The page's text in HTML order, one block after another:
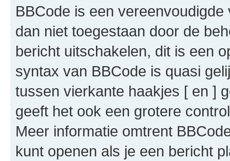
BBCode is een
dan niet toegestaan door de
bericht uitschakelen, dit is een
syntax van BBCode is quasi
tussen vierkante haakjes [ en ]
geeft het ook een grotere
Meer informatie omtrent
kunt openen als je een bericht